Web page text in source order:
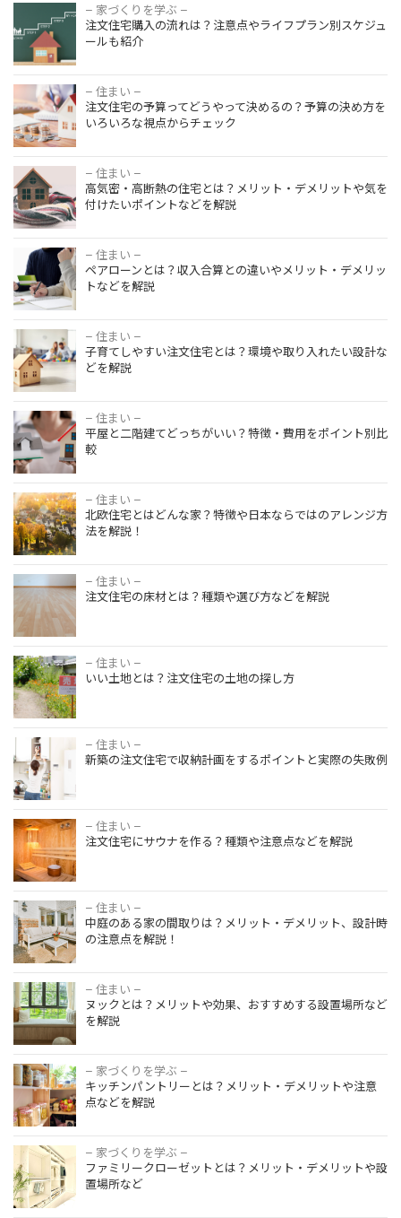
注文住宅購
入の流れ
は？注意点
やライフプ
ラン別スケ
ジュールも
紹介
– 家づくりを学ぶ –
注文住宅購入の流れは？注意点やライフプラン別スケジュ
ールも紹介
注文住宅の
予算ってど
うやって決
めるの？予
算の決め方
をいろいろ
な視点から
チェック
– 住まい –
注文住宅の予算ってどうやって決めるの？予算の決め方を
いろいろな視点からチェック
高気密・高
断熱の住宅
とは？メリ
ット・デメ
リットや気
を付けたい
ポイントな
どを解説
– 住まい –
高気密・高断熱の住宅とは？メリット・デメリットや気を
付けたいポイントなどを解説
ペアローン
とは？収入
合算との違
いやメリッ
ト・デメリ
ットなどを
解説
– 住まい –
ペアローンとは？収入合算との違いやメリット・デメリッ
トなどを解説
子育てしや
すい注文住
宅とは？環
境や取り入
れたい設計
などを解説
– 住まい –
子育てしやすい注文住宅とは？環境や取り入れたい設計な
どを解説
平屋と二階
建てどっち
がいい？特
徴・費用を
ポイント別
比較
– 住まい –
平屋と二階建てどっちがいい？特徴・費用をポイント別比
較
北欧住宅と
はどんな
家？特徴や
日本ならで
はのアレン
ジ方法を解
説！
– 住まい –
北欧住宅とはどんな家？特徴や日本ならではのアレンジ方
法を解説！
注文住宅の
床材とは？
種類や選び
方などを解
説
– 住まい –
注文住宅の床材とは？種類や選び方などを解説
いい土地と
は？注文住
宅の土地の
探し方
– 住まい –
いい土地とは？注文住宅の土地の探し方
新築の注文
住宅で収納
計画をする
ポイントと
実際の失敗
例
– 住まい –
新築の注文住宅で収納計画をするポイントと実際の失敗例
注文住宅に
サウナを作
る？種類や
注意点など
を解説
– 住まい –
注文住宅にサウナを作る？種類や注意点などを解説
中庭のある
家の間取り
は？メリッ
ト・デメリ
ット、設計
時の注意点
を解説！
– 住まい –
中庭のある家の間取りは？メリット・デメリット、設計時
の注意点を解説！
ヌックと
は？メリッ
トや効果、
おすすめす
る設置場所
などを解説
– 住まい –
ヌックとは？メリットや効果、おすすめする設置場所など
を解説
キッチン
パントリ
ーとは？メ
リット・デ
メリットや
注意点など
を解説
– 家づくりを学ぶ –
キッチンパントリーとは？メリット・デメリットや注意
点などを解説
ファミリー
クローゼッ
トとは？メ
リット・デ
– 家づくりを学ぶ –
ファミリークローゼットとは？メリット・デメリットや設
置場所など